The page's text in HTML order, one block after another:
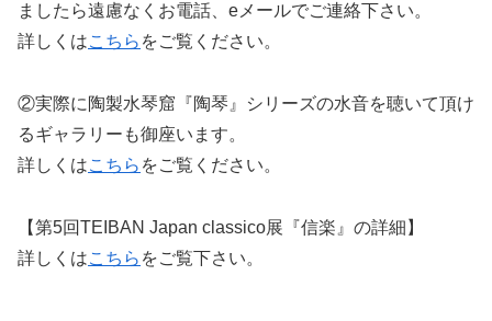
ましたら遠慮なくお電話、eメールでご連絡下さい。
詳しくはこちら をご覧ください。
②実際に陶製水琴窟『陶琴』シリーズの水音を聴いて頂け
るギャラリーも御座います。
詳しくはこちら をご覧ください。
【第5回TEIBAN Japan classico展『信楽』の詳細】
詳しくはこちら をご覧下さい。